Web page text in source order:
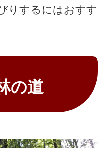
りするにはおすす
の道